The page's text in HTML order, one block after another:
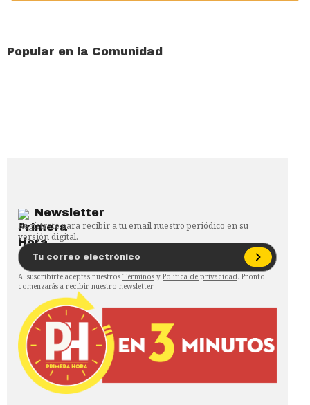
Popular en la Comunidad
Newsletter
Regístrate para recibir a tu email nuestro periódico en su
versión digital.
Al suscribirte aceptas nuestros Términos y Política de privacidad. Pronto
comenzarás a recibir nuestro newsletter.